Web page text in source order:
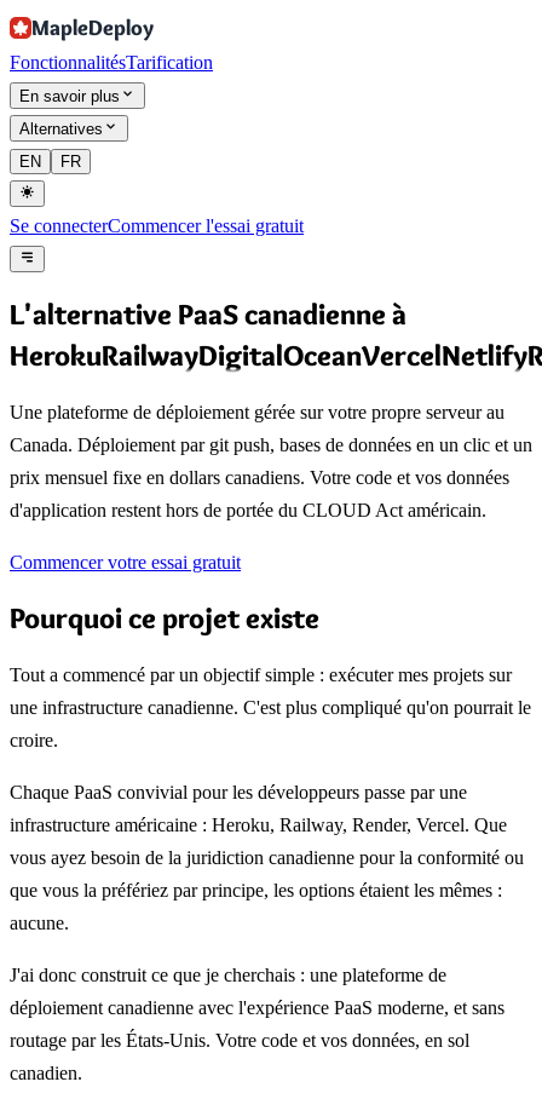
MapleDeploy
FonctionnalitésTarification
En savoir plus
Alternatives
EN
FR
Se connecterCommencer l'essai gratuit
L'alternative PaaS canadienne à
HerokuRailwayDigitalOceanVercelNetlify
Une plateforme de déploiement gérée sur votre propre serveur au
Canada. Déploiement par git push, bases de données en un clic et un
prix mensuel fixe en dollars canadiens. Votre code et vos données
d'application restent hors de portée du CLOUD Act américain.
Commencer votre essai gratuit
Pourquoi ce projet existe
Tout a commencé par un objectif simple : exécuter mes projets sur
une infrastructure canadienne. C'est plus compliqué qu'on pourrait le
croire.
Chaque PaaS convivial pour les développeurs passe par une
infrastructure américaine : Heroku, Railway, Render, Vercel. Que
vous ayez besoin de la juridiction canadienne pour la conformité ou
que vous la préfériez par principe, les options étaient les mêmes :
aucune.
J'ai donc construit ce que je cherchais : une plateforme de
déploiement canadienne avec l'expérience PaaS moderne, et sans
routage par les États-Unis. Votre code et vos données, en sol
canadien.